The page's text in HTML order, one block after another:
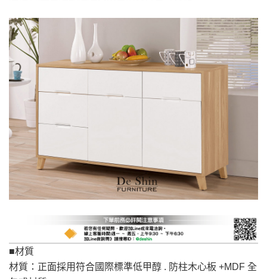
■材質
材質：正面採用符合國際標準低甲醇 . 防柱木心板 +MDF 全
免 運
費
里
無
雙溪、貢寮、烏
來、平溪、九份、
林、福隆、淡水山
區、北投湖山路、
深坑山區
基隆
運費
$ 9,000以下：
＊A108產品另收運費
基隆山區
（洽詢方式請搜尋 Line ID → @dershin）
運送範圍：限定北至基隆，南至苗栗，偏遠
地區恕無法提供運送 (詳見運送規章)。
配送範圍：
苗栗至基隆；其它地區暫不開放，如因特殊
地型限制(山區、鄉、鎮、村)、樓梯太小、無
保有出貨的權利。
保護物流人員的工作安全，賣家無提供吊掛
服務，若需以吊車或其他的吊掛方式吊運，
因大型傢俱有組裝、配送的問題，並非一般
快速到貨商品，無法指定特定時間送達，司
天在家等貨，以節省您的寶貴時間。